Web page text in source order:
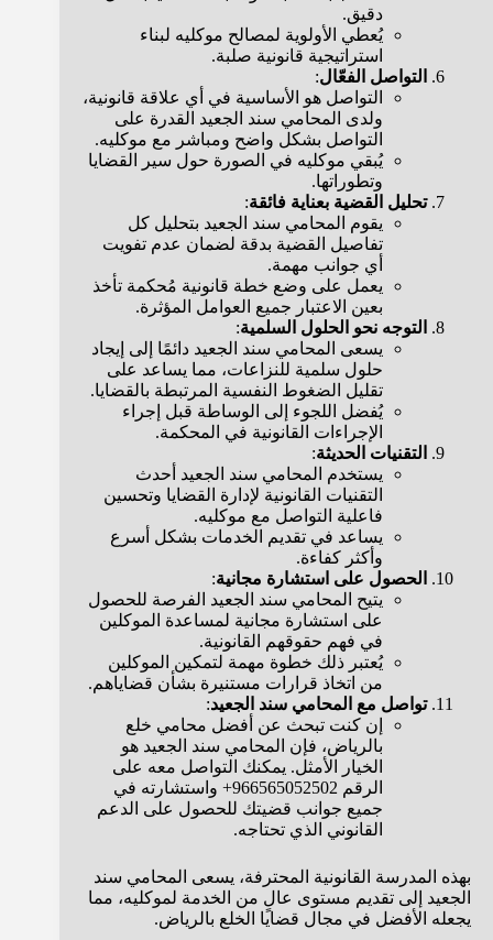
دقيق.
يُعطي الأولوية لمصالح موكليه لبناء
استراتيجية قانونية صلبة.
التواصل الفعّال:
التواصل هو الأساسية في أي علاقة قانونية،
ولدى المحامي سند الجعيد القدرة على
التواصل بشكل واضح ومباشر مع موكليه.
يُبقي موكليه في الصورة حول سير القضايا
وتطوراتها.
تحليل القضية بعناية فائقة:
يقوم المحامي سند الجعيد بتحليل كل
تفاصيل القضية بدقة لضمان عدم تفويت
أي جوانب مهمة.
يعمل على وضع خطة قانونية مُحكمة تأخذ
بعين الاعتبار جميع العوامل المؤثرة.
التوجه نحو الحلول السلمية:
يسعى المحامي سند الجعيد دائمًا إلى إيجاد
حلول سلمية للنزاعات، مما يساعد على
تقليل الضغوط النفسية المرتبطة بالقضايا.
يُفضل اللجوء إلى الوساطة قبل إجراء
الإجراءات القانونية في المحكمة.
التقنيات الحديثة:
يستخدم المحامي سند الجعيد أحدث
التقنيات القانونية لإدارة القضايا وتحسين
فاعلية التواصل مع موكليه.
يساعد في تقديم الخدمات بشكل أسرع
وأكثر كفاءة.
الحصول على استشارة مجانية:
يتيح المحامي سند الجعيد الفرصة للحصول
على استشارة مجانية لمساعدة الموكلين
في فهم حقوقهم القانونية.
يُعتبر ذلك خطوة مهمة لتمكين الموكلين
من اتخاذ قرارات مستنيرة بشأن قضاياهم.
تواصل مع المحامي سند الجعيد:
إن كنت تبحث عن أفضل محامي خلع
بالرياض، فإن المحامي سند الجعيد هو
الخيار الأمثل. يمكنك التواصل معه على
الرقم 966565052502+ واستشارته في
جميع جوانب قضيتك للحصول على الدعم
القانوني الذي تحتاجه.
بهذه المدرسة القانونية المحترفة، يسعى المحامي سند
الجعيد إلى تقديم مستوى عالٍ من الخدمة لموكليه، مما
يجعله الأفضل في مجال قضايا الخلع بالرياض.